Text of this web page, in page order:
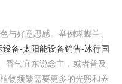
与好意思感。举例蝴蝶兰、
备-太阳能设备销售-冰行国
香气宜东说念主，或者普及
物频繁需要更多的光照和养